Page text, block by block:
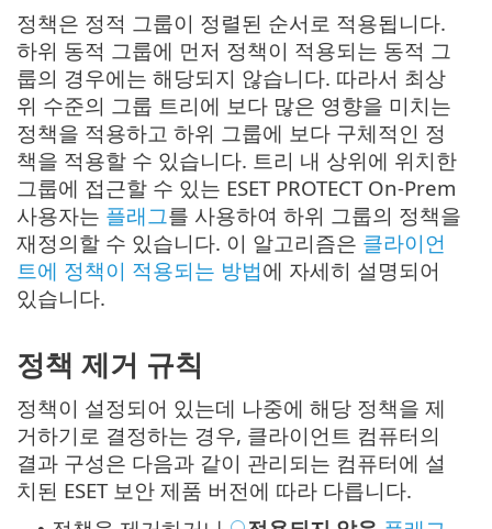
정책은 정적 그룹이 정렬된 순서로 적용됩니다.
하위 동적 그룹에 먼저 정책이 적용되는 동적 그
룹의 경우에는 해당되지 않습니다. 따라서 최상
위 수준의 그룹 트리에 보다 많은 영향을 미치는
정책을 적용하고 하위 그룹에 보다 구체적인 정
책을 적용할 수 있습니다. 트리 내 상위에 위치한
그룹에 접근할 수 있는 ESET PROTECT On-Prem
사용자는 플래그를 사용하여 하위 그룹의 정책을
재정의할 수 있습니다. 이 알고리즘은 클라이언
트에 정책이 적용되는 방법에 자세히 설명되어
있습니다.
정책 제거 규칙
정책이 설정되어 있는데 나중에 해당 정책을 제
거하기로 결정하는 경우, 클라이언트 컴퓨터의
결과 구성은 다음과 같이 관리되는 컴퓨터에 설
치된 ESET 보안 제품 버전에 따라 다릅니다.